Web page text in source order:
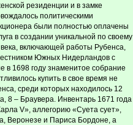
резиденции и в замке
политическими
были полностью оплачены
в создании уникальной по своему
включающей работы Рубенса,
Южных Нидерландов с
в 1698 году знаменитое собрание
купить в свое время не
среди которых находилось 12
8 – Браувера. Инвентарь 1671 года
V», аллегорию «Суета сует»,
Веронезе и Париса Бордоне, а